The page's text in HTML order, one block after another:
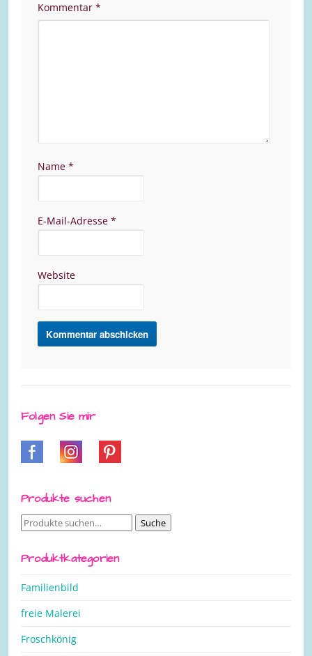
Kommentar *
Name *
E-Mail-Adresse *
Website
Folgen Sie mir
Produkte suchen
Suche
Suche
Produktkategorien
Familienbild
freie Malerei
Froschkönig